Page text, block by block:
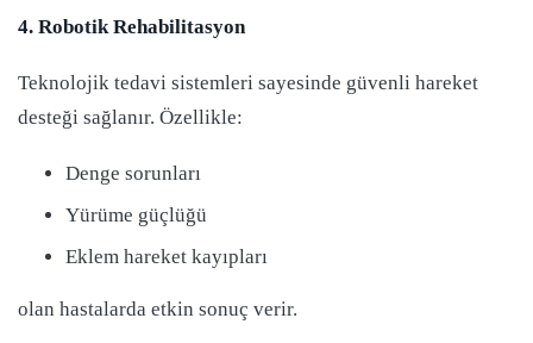
4. Robotik Rehabilitasyon
Teknolojik tedavi sistemleri sayesinde güvenli hareket
desteği sağlanır. Özellikle:
Denge sorunları
Yürüme güçlüğü
Eklem hareket kayıpları
olan hastalarda etkin sonuç verir.